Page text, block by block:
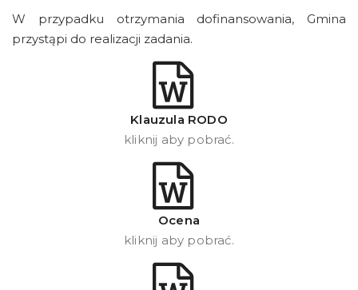
W przypadku otrzymania dofinansowania, Gmina
przystąpi do realizacji zadania.
Klauzula RODO
kliknij aby pobrać.
Ocena
kliknij aby pobrać.